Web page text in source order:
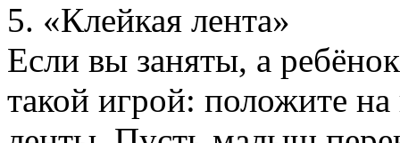
5. «Клейкая лента»
Если вы заняты, а
такой игрой: положите